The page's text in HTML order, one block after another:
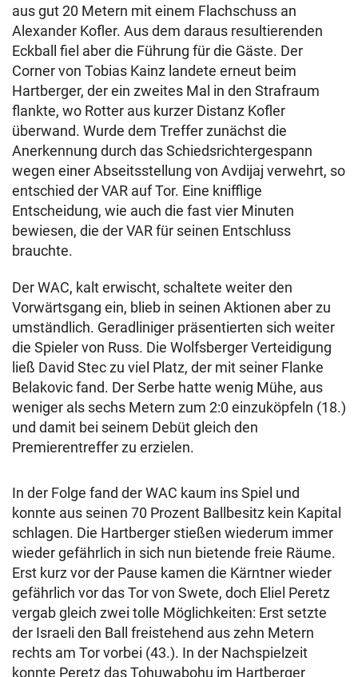
aus gut 20 Metern mit einem Flachschuss an
Alexander Kofler. Aus dem daraus resultierenden
Eckball fiel aber die Führung für die Gäste. Der
Corner von Tobias Kainz landete erneut beim
Hartberger, der ein zweites Mal in den Strafraum
flankte, wo Rotter aus kurzer Distanz Kofler
überwand. Wurde dem Treffer zunächst die
Anerkennung durch das Schiedsrichtergespann
wegen einer Abseitsstellung von Avdijaj verwehrt, so
entschied der VAR auf Tor. Eine knifflige
Entscheidung, wie auch die fast vier Minuten
bewiesen, die der VAR für seinen Entschluss
brauchte.
Der WAC, kalt erwischt, schaltete weiter den
Vorwärtsgang ein, blieb in seinen Aktionen aber zu
umständlich. Geradliniger präsentierten sich weiter
die Spieler von Russ. Die Wolfsberger Verteidigung
ließ David Stec zu viel Platz, der mit seiner Flanke
Belakovic fand. Der Serbe hatte wenig Mühe, aus
weniger als sechs Metern zum 2:0 einzuköpfeln (18.)
und damit bei seinem Debüt gleich den
Premierentreffer zu erzielen.
In der Folge fand der WAC kaum ins Spiel und
konnte aus seinen 70 Prozent Ballbesitz kein Kapital
schlagen. Die Hartberger stießen wiederum immer
wieder gefährlich in sich nun bietende freie Räume.
Erst kurz vor der Pause kamen die Kärntner wieder
gefährlich vor das Tor von Swete, doch Eliel Peretz
vergab gleich zwei tolle Möglichkeiten: Erst setzte
der Israeli den Ball freistehend aus zehn Metern
rechts am Tor vorbei (43.). In der Nachspielzeit
konnte Peretz das Tohuwabohu im Hartberger